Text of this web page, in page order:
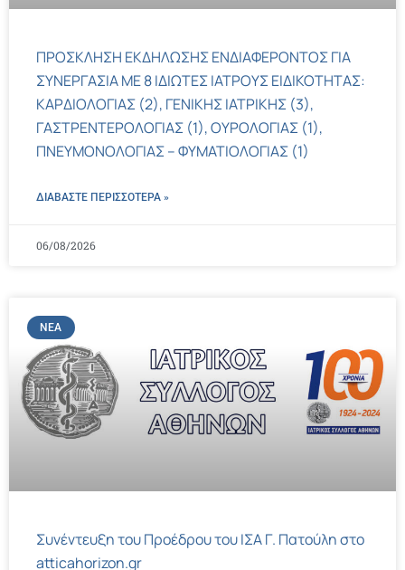
ΠΡΟΣΚΛΗΣΗ ΕΚΔΗΛΩΣΗΣ ΕΝΔΙΑΦΕΡΟΝΤΟΣ ΓΙΑ
ΣΥΝΕΡΓΑΣΙΑ ΜΕ 8 ΙΔΙΩΤΕΣ ΙΑΤΡΟΥΣ ΕΙΔΙΚΟΤΗΤΑΣ:
ΚΑΡΔΙΟΛΟΓΙΑΣ (2), ΓΕΝΙΚΗΣ ΙΑΤΡΙΚΗΣ (3),
ΓΑΣΤΡΕΝΤΕΡΟΛΟΓΙΑΣ (1), ΟΥΡΟΛΟΓΙΑΣ (1),
ΠΝΕΥΜΟΝΟΛΟΓΙΑΣ – ΦΥΜΑΤΙΟΛΟΓΙΑΣ (1)
ΔΙΑΒΑΣΤΕ ΠΕΡΙΣΣΌΤΕΡΑ »
06/08/2026
ΝΈΑ
Συνέντευξη του Προέδρου του ΙΣΑ Γ. Πατούλη στο
atticahorizon.gr